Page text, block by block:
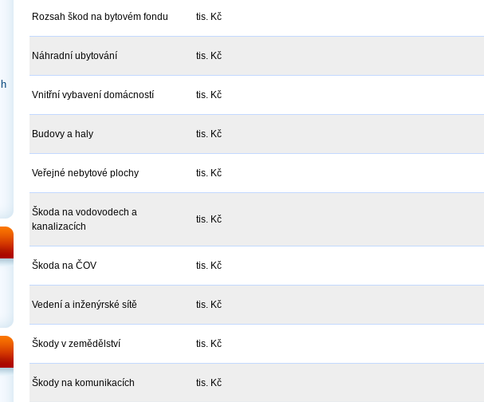
Rozsah škod na bytovém fondu tis. Kč
Náhradní ubytování tis. Kč
Vnitřní vybavení domácností tis. Kč
Budovy a haly tis. Kč
Veřejné nebytové plochy tis. Kč
Škoda na vodovodech a
kanalizacích
tis. Kč
Škoda na ČOV tis. Kč
Vedení a inženýrské sítě tis. Kč
Škody v zemědělství tis. Kč
Škody na komunikacích tis. Kč